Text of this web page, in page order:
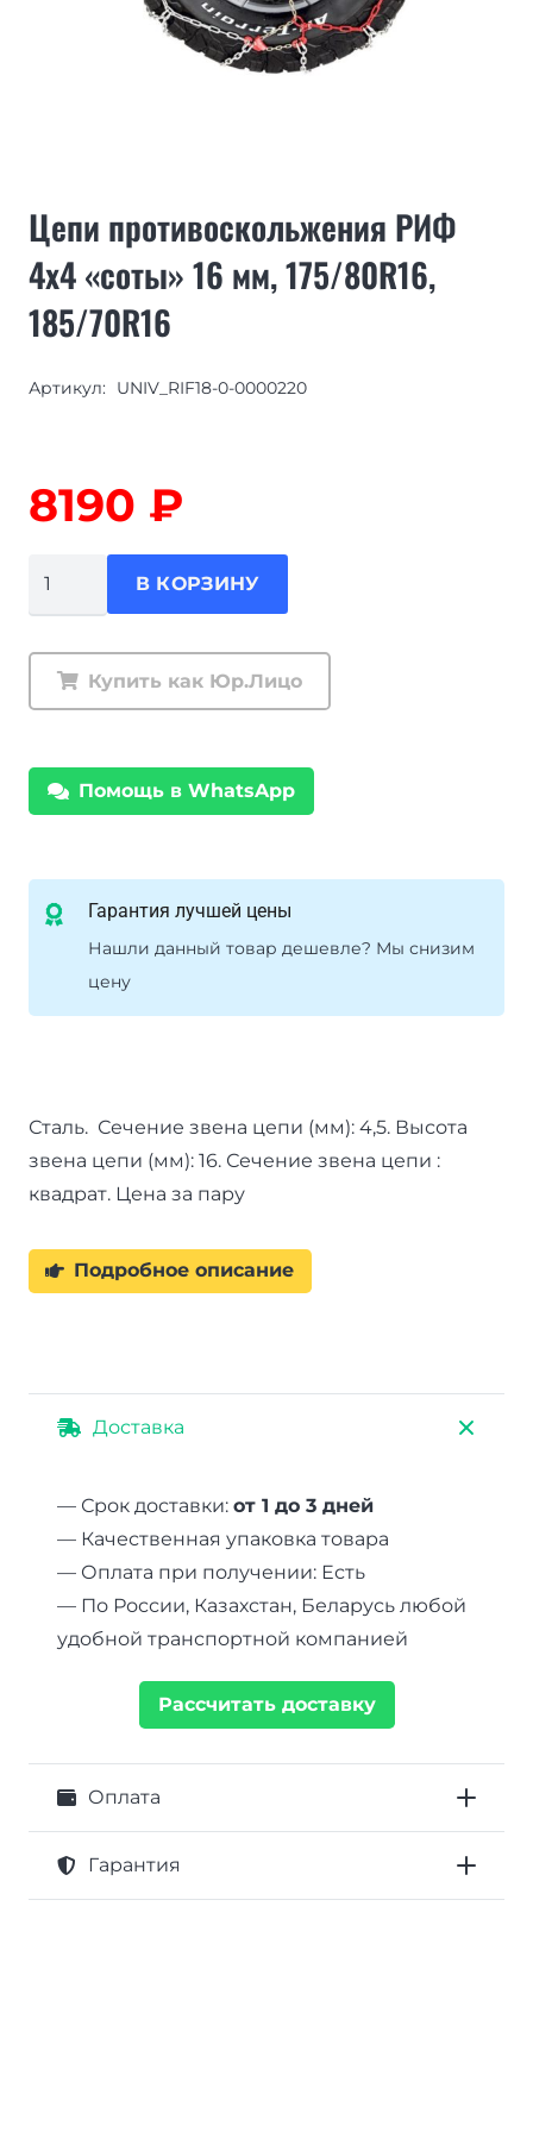
Цепи противоскольжения РИФ
4х4 «соты» 16 мм, 175/80R16,
185/70R16
Артикул: UNIV_RIF18-0-0000220
8190 ₽
противоскольжения
РИФ
"соты"
185/70R16
В КОРЗИНУ
Купить как Юр.Лицо
Помощь в WhatsApp
Гарантия лучшей цены
Нашли данный товар дешевле? Мы снизим
цену
Сталь. Сечение звена цепи (мм): 4,5. Высота
звена цепи (мм): 16. Сечение звена цепи :
квадрат. Цена за пару
Подробное описание
Доставка
— Срок доставки: от 1 до 3 дней
— Качественная упаковка товара
— Оплата при получении: Есть
— По России, Казахстан, Беларусь любой
удобной транспортной компанией
Рассчитать доставку
Оплата
Гарантия